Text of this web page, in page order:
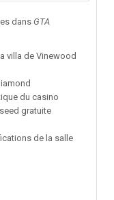
dans GTA
villa de Vinewood
du casino
gratuite
de la salle